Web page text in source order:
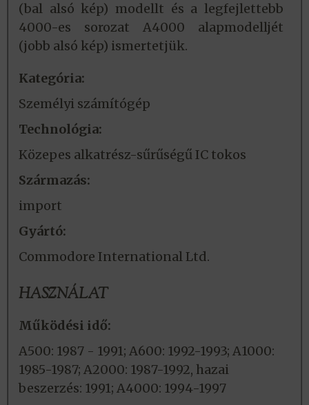
(bal alsó kép) modellt és a legfejlettebb
4000-es sorozat A4000 alapmodelljét
(jobb alsó kép) ismertetjük.
Kategória:
Személyi számítógép
Technológia:
Közepes alkatrész-sűrűségű IC tokos
Származás:
import
Gyártó:
Commodore International Ltd.
HASZNÁLAT
Működési idő:
A500: 1987 - 1991; A600: 1992-1993; A1000:
1985-1987; A2000: 1987-1992, hazai
beszerzés: 1991; A4000: 1994-1997